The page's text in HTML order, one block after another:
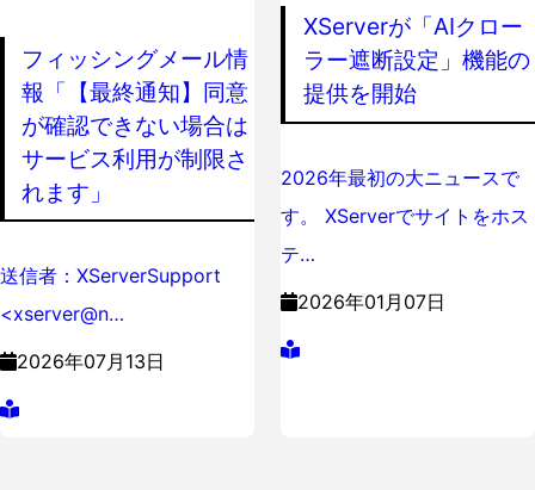
フィッシングメール情
報「【最終通知】同意
が確認できない場合は
サービス利用が制限さ
れます」
送信者：XServerSupport
<xserver@n…
2026年07月13日
XServerが「AIクロー
ラー遮断設定」機能の
提供を開始
2026年最初の大ニュースで
す。 XServerでサイトをホス
テ…
2026年01月07日